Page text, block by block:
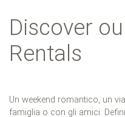
Discover
Rentals
Un weekend romantico, un
famiglia o con gli amici.